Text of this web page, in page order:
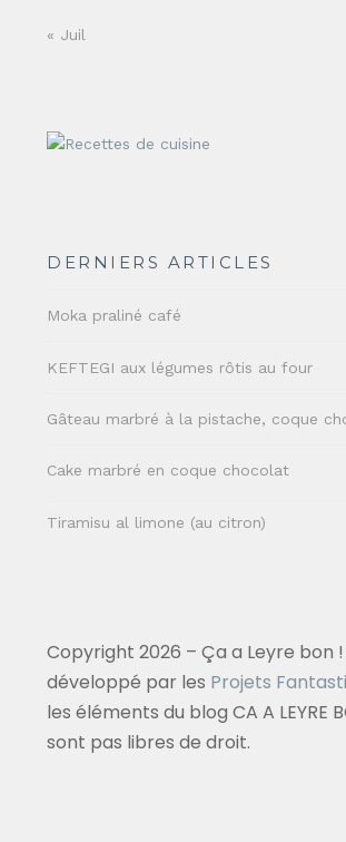
« Juil
DERNIERS ARTICLES
Moka praliné café
KEFTEGI aux légumes rôtis au four
Gâteau marbré à la pistache, coque
Cake marbré en coque chocolat
Tiramisu al limone (au citron)
Copyright 2026 – Ça a Leyre bon
développé par les Projets
les éléments du blog CA A LEYRE
sont pas libres de droit.